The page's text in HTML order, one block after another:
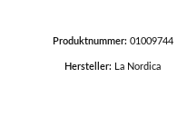
Produktnummer: 01009744
Hersteller: La Nordica